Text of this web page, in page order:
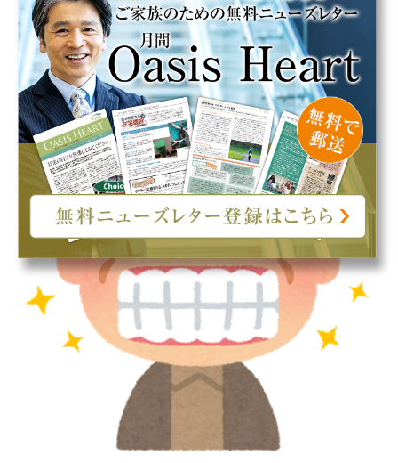
参考文献：横山和子 維持透析患者の麻酔-第42回 日本
透析医学会カレントコンセプトより 透析会誌31